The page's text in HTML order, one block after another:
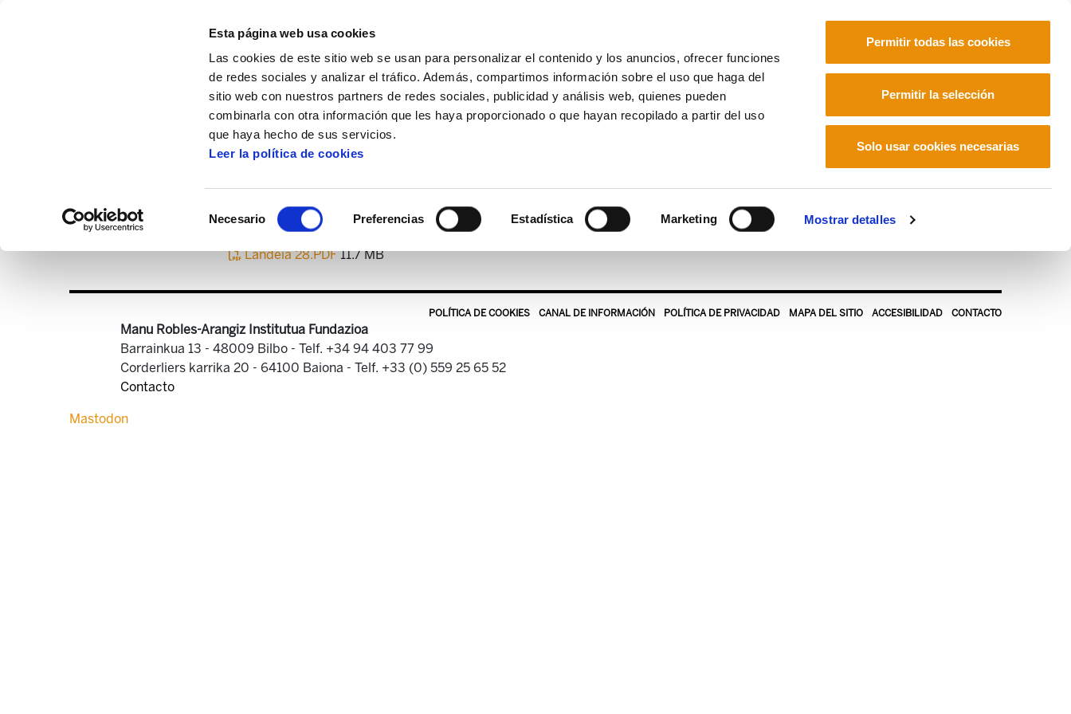
Esta página web usa cookies
Las cookies de este sitio web se usan para personalizar el contenido y los anuncios, ofrecer funciones
de redes sociales y analizar el tráfico. Además, compartimos información sobre el uso que haga del
sitio web con nuestros partners de redes sociales, publicidad y análisis web, quienes pueden
combinarla con otra información que les haya proporcionado o que hayan recopilado a partir del uso
que haya hecho de sus servicios.
Leer la política de cookies
Necesario Preferencias Estadística Marketing Mostrar detalles
Permitir todas las cookies
Permitir la selección
Solo usar cookies necesarias
Centro de documentación Landeia Landeia 28
Landeia 28.PDF11.7 MB
POLÍTICA DE COOKIES CANAL DE INFORMACIÓN POLÍTICA DE PRIVACIDAD MAPA DEL SITIO ACCESIBILIDAD CONTACTO
Manu Robles-Arangiz Institutua Fundazioa
Barrainkua 13 - 48009 Bilbo - Telf. +34 94 403 77 99
Corderliers karrika 20 - 64100 Baiona - Telf. +33 (0) 559 25 65 52
Contacto
Mastodon